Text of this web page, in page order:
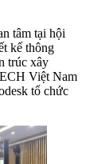
tâm tại hội
kế thông
trúc xây
Việt Nam
tổ chức